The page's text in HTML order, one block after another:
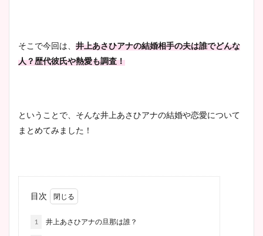
そこで今回は、 井上あさひアナの結婚相手の夫は誰でどんな
人？歴代彼氏や熱愛も調査！
ということで、そんな井上あさひアナの結婚や恋愛について
まとめてみました！
目次
1 井上あさひアナの旦那は誰？